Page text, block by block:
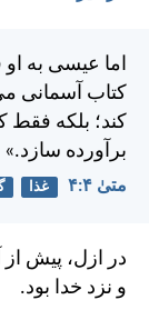
اما عيسی به او
كتاب آسمانی
كند؛ بلكه فقط
برآورده سازد.»
متی‌ٰ ۴:‏۴ غذا
در ازل، پيش از
و نزد خدا بود.